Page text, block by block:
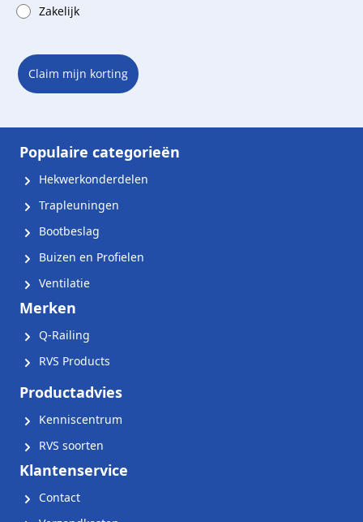
Zakelijk
Claim mijn korting
Populaire categorieën
Hekwerkonderdelen
Trapleuningen
Bootbeslag
Buizen en Profielen
Ventilatie
Merken
Q-Railing
RVS Products
Productadvies
Kenniscentrum
RVS soorten
Klantenservice
Contact